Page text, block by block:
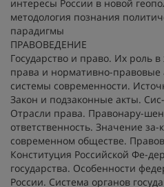
интересы России в новой
методология познания
парадигмы
ПРАВОВЕДЕНИЕ
Государство и право. Их роль
права и нормативно-
системы современности.
Закон и подзаконные акты.
Отрасли права. Правонару-
ответственность. Значение
современном обществе.
Конституция Российской Фе-
государства. Особенности
России. Система органов